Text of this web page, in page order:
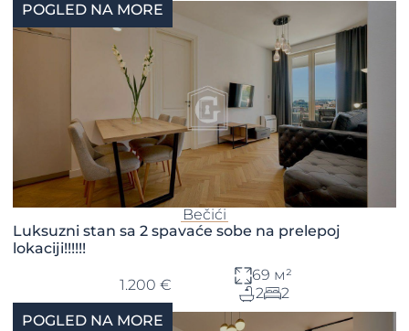
POGLED NA MORE
Bečići
Luksuzni stan sa 2 spavaće sobe na prelepoj
lokaciji!!!!!!
1.200 €
69 м²
2
2
POGLED NA MORE